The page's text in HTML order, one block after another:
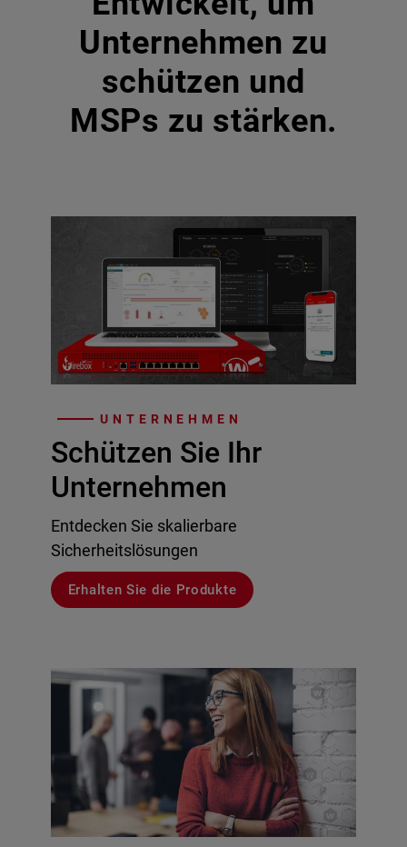
Unternehmen zu
schützen und
MSPs zu stärken.
UNTERNEHMEN
Schützen Sie Ihr
Unternehmen
Entdecken Sie skalierbare
Sicherheitslösungen
Erhalten Sie die Produkte